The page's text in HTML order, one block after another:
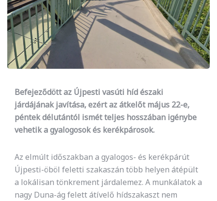
Befejeződött az Újpesti vasúti híd északi
járdájának javítása, ezért az átkelőt május 22-e,
péntek délutántól ismét teljes hosszában igénybe
vehetik a gyalogosok és kerékpárosok.
Az elmúlt időszakban a gyalogos- és kerékpárút
Újpesti-öböl feletti szakaszán több helyen átépült
a lokálisan tönkrement járdalemez. A munkálatok a
nagy Duna-ág felett átívelő hídszakaszt nem